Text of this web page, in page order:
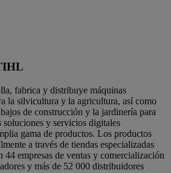
fabrica y distribuye máquinas
la silvicultura y la agricultura, así como
de construcción y la jardinería para
soluciones y servicios digitales
gama de productos. Los productos
a través de tiendas especializadas
44 empresas de ventas y comercialización
y más de 52 000 distribuidores